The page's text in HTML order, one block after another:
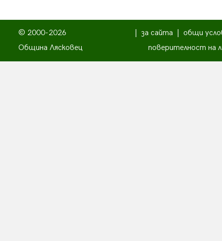
© 2000-2026
Община Лясковец
за сайта
общи
поверителност на